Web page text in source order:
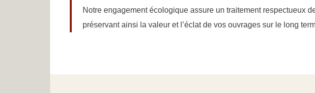
Notre engagement écologique assure un traitement respectueux
préservant ainsi la valeur et l’éclat de vos ouvrages sur le long